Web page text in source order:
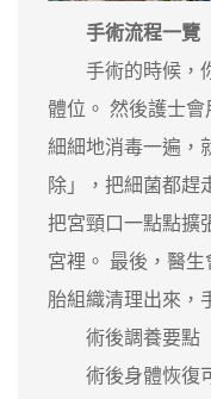
手術流程一覽
手術的時候，你
體位。 然後護士
細細地消毒一遍，
除」，把細菌都趕
把宮頸口一點點擴
宮裡。 最後，醫
胎組織清理出來，
術後調養要點
術後身體恢復可